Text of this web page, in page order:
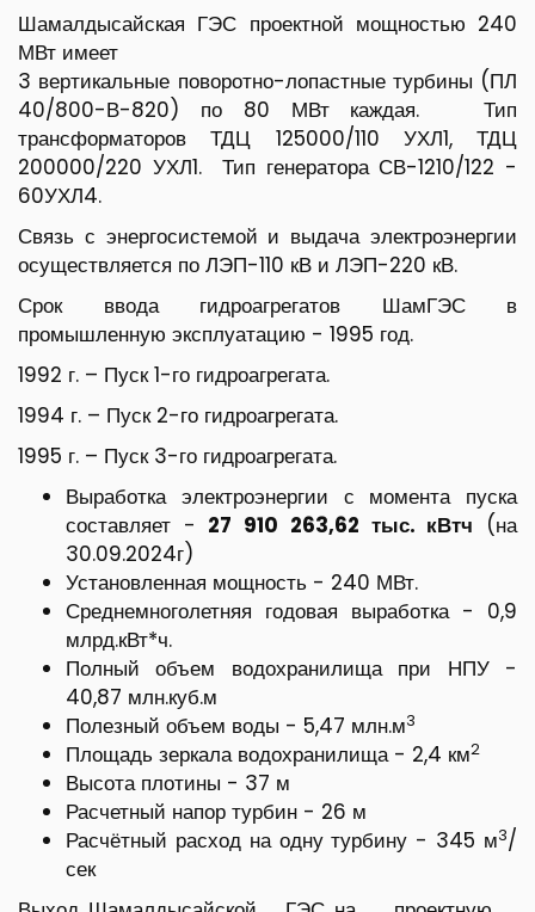
Шамалдысайская ГЭС проектной мощностью 240
МВт имеет
3 вертикальные поворотно-лопастные турбины (ПЛ
40/800-В-820) по 80 МВт каждая. Тип
трансформаторов ТДЦ 125000/110 УХЛ1, ТДЦ
200000/220 УХЛ1. Тип генератора СВ-1210/122 -
60УХЛ4.
Связь с энергосистемой и выдача электроэнергии
осуществляется по ЛЭП-110 кВ и ЛЭП-220 кВ.
Срок ввода гидроагрегатов ШамГЭС в
промышленную эксплуатацию - 1995 год.
1992 г. – Пуск 1-го гидроагрегата.
1994 г. – Пуск 2-го гидроагрегата.
1995 г. – Пуск 3-го гидроагрегата.
Выработка электроэнергии с момента пуска
составляет - 27 910 263,62 тыс. кВтч (на
30.09.2024г)
Установленная мощность - 240 МВт.
Среднемноголетняя годовая выработка - 0,9
млрд.кВт*ч.
Полный объем водохранилища при НПУ -
40,87 млн.куб.м
Полезный объем воды - 5,47 млн.м3
Площадь зеркала водохранилища - 2,4 км2
Высота плотины - 37 м
Расчетный напор турбин - 26 м
Расчётный расход на одну турбину - 345 м3/
сек